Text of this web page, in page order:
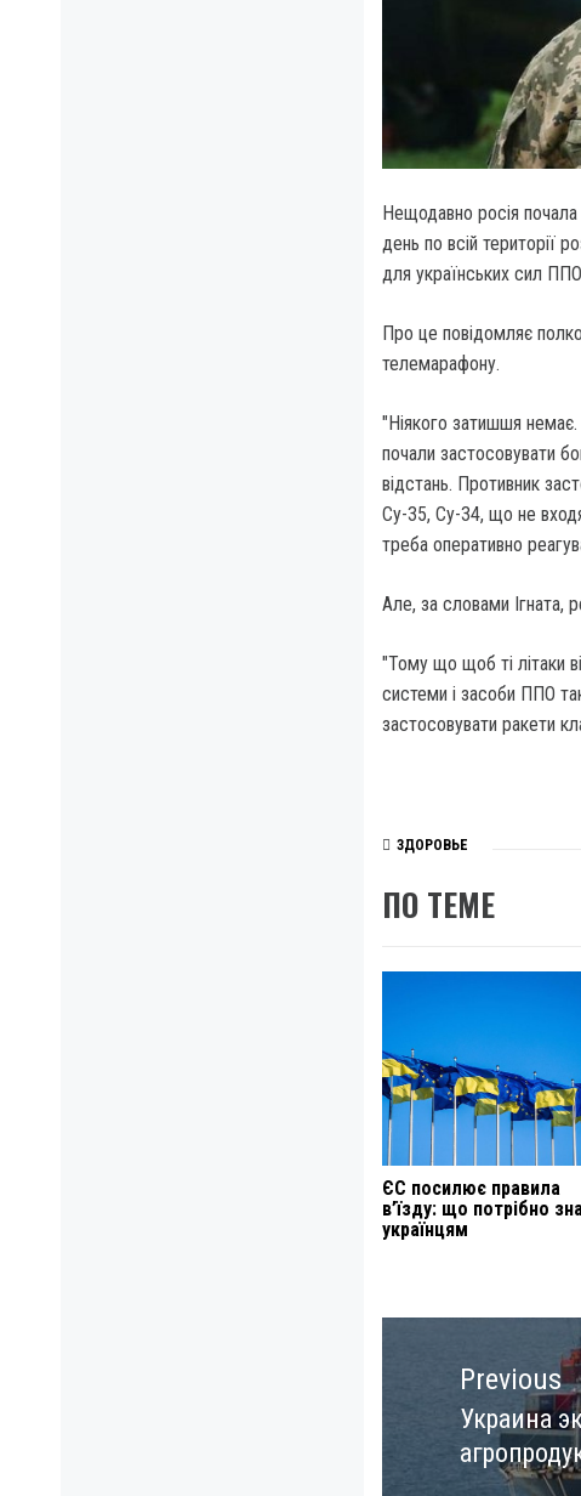
Нещодавно росія
день по всій території
для українських сил
Про це повідомляє
телемарафону.
"Ніякого затишшя немає.
почали застосовувати
відстань. Противник
Су-35, Су-34, що не
треба оперативно
Але, за словами Ігната,
"Тому що щоб ті літаки
системи і засоби ППО
застосовувати ракети
ЗДОРОВЬЕ
ПО ТЕМЕ
ЄС посилює правила
в’їзду: що потрібно
українцям
Навигация
записямPrevious
Previous
post:
Украина